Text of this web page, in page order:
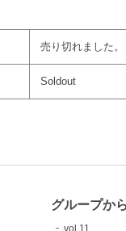
売り切れました。
Soldout
グループか
vol.11